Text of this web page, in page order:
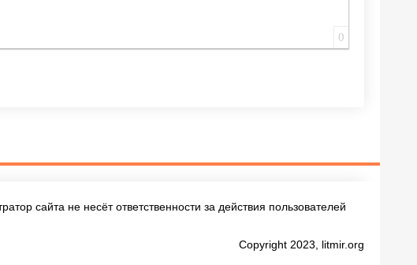
0
сайта не несёт ответственности за действия пользователей
Copyright 2023, litmir.org